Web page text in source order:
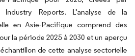
Reports. L'analyse de la
en Asie-Pacifique comprend des
la période 2025 à 2030 et un aperçu
de cette analyse sectorielle